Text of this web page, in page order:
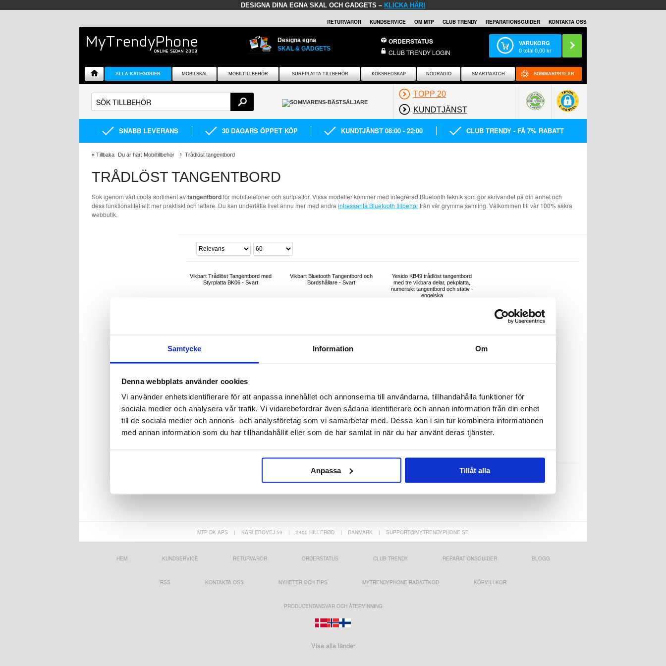
Samtycke Information Om
Denna webbplats använder cookies
Vi använder enhetsidentifierare för att anpassa innehållet och annonserna till användarna, tillhandahålla funktioner för
sociala medier och analysera vår trafik. Vi vidarebefordrar även sådana identifierare och annan information från din enhet
till de sociala medier och annons- och analysföretag som vi samarbetar med. Dessa kan i sin tur kombinera informationen
med annan information som du har tillhandahållit eller som de har samlat in när du har använt deras tjänster.
Anpassa Tillåt alla
DESIGNA DINA EGNA SKAL OCH GADGETS – KLICKA HÄR!
RETURVAROR KUNDSERVICE OM MTP CLUB TRENDY REPARATIONSGUIDER KONTAKTA OSS
Designa egna
SKAL & GADGETS
ORDERSTATUS
CLUB TRENDY LOGIN
VARUKORG
0total0,00kr
ALLA KATEGORIER MOBILSKAL MOBILTILLBEHÖR SURFPLATTA TILLBEHÖR KÖKSREDSKAP NÖDRADIO SMARTWATCH SOMMARPRYLAR
TOPP 20
KUNDTJÄNST
SNABB LEVERANS 30 DAGARS ÖPPET KÖP KUNDTJÄNST 08:00 - 22:00 CLUB TRENDY - FÅ 7% RABATT
« Tillbaka Du är här: Mobiltillbehör Trådlöst tangentbord
TRÅDLÖST TANGENTBORD
Sök igenom vårt coola sortiment avtangentbordför mobiltelefoner och surfplattor. Vissa modeller kommer med integrerad Bluetooth teknik som gör skrivandet på din enhet och
dess funktionalitet allt mer praktiskt och lättare. Du kan underlätta livet ännu mer med andra intressanta Bluetooth tillbehörfrån vår grymma samling. Välkommen till vår 100% säkra
webbutik.
Vikbart Trådlöst Tangentbord med
Styrplatta BK06 - Svart
379,00
Vikbart Bluetooth Tangentbord och
Bordshållare - Svart
425,00
379,00
Yesido KB49 trådlöst tangentbord
med tre vikbara delar, pekplatta,
numeriskt tangentbord och stativ -
engelska
485,00
394,00 kr
MTP DK APS | KARLEBOVEJ 59 | 3400 HILLERØD | DANMARK | SUPPORT@MYTRENDYPHONE.SE
HEM KUNDSERVICE RETURVAROR ORDERSTATUS CLUB TRENDY REPARATIONSGUIDER BLOGG
RSS KONTAKTA OSS NYHETER OCH TIPS MYTRENDYPHONE RABATTKOD KÖPVILLKOR
PRODUCENTANSVAR OCH ÅTERVINNING
Visa alla länder